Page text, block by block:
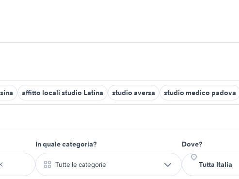
affitto locali studio Latina studio aversa studio medico padova
In quale categoria?
Tutte le categorie
Dove?